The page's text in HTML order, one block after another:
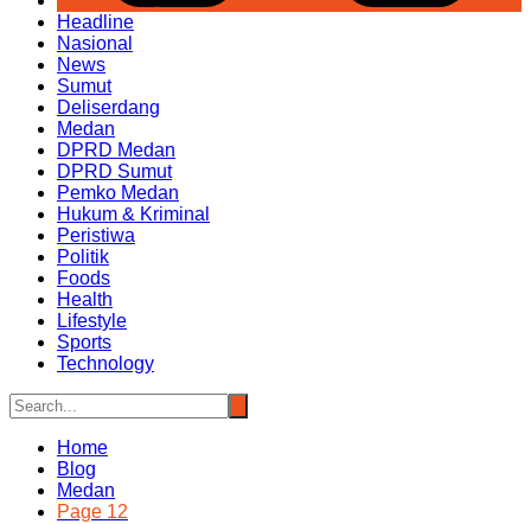
Headline
Nasional
News
Sumut
Deliserdang
Medan
DPRD Medan
DPRD Sumut
Pemko Medan
Hukum & Kriminal
Peristiwa
Politik
Foods
Health
Lifestyle
Sports
Technology
Home
Blog
Medan
Page 12